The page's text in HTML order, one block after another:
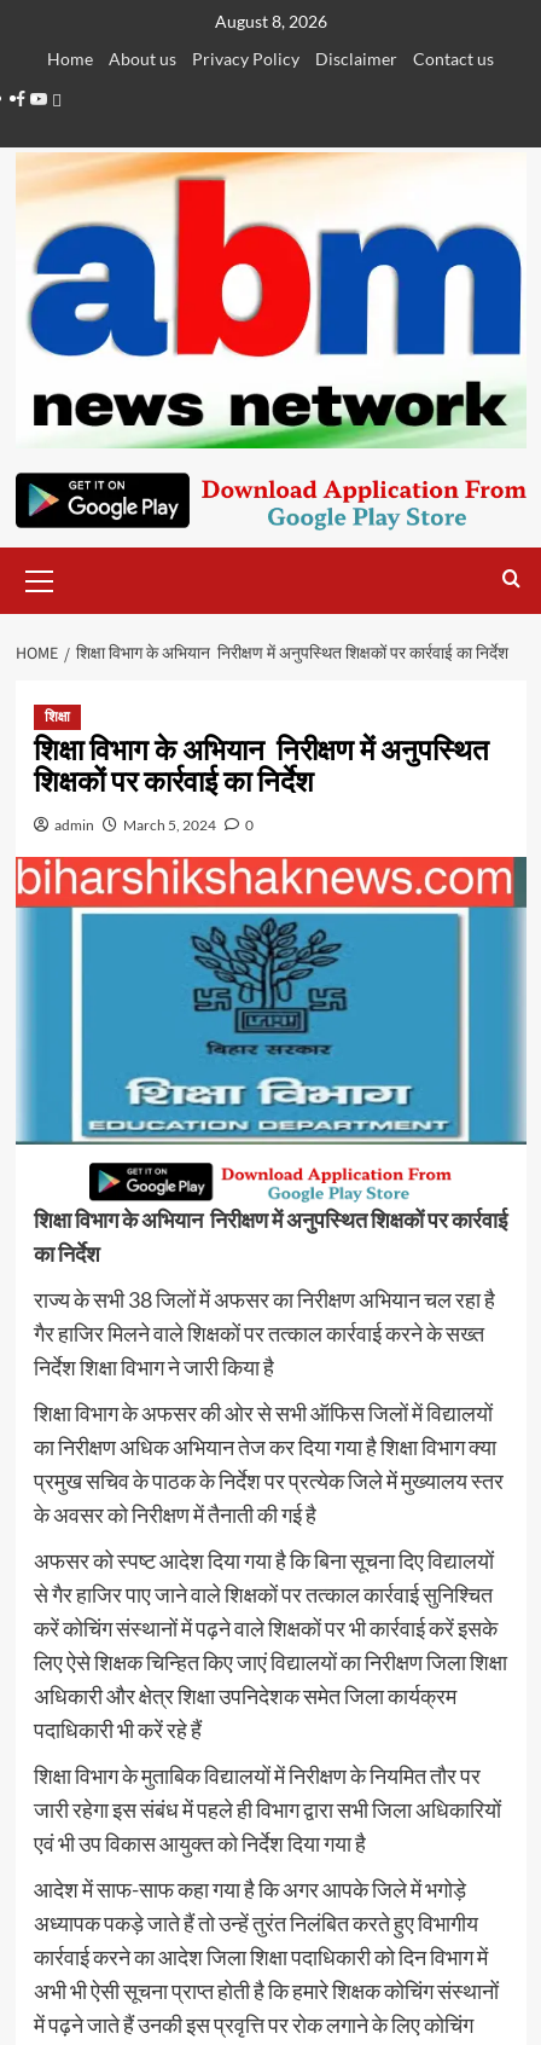
August 8, 2026
Home
About us Privacy Policy Disclaimer
Contact us
Facebook
YoutubeTelegram
Menu
HOME शिक्षा विभाग के अभियान निरीक्षण में अनुपस्थित शिक्षकों पर कार्रवाई का निर्देश
शिक्षा
शिक्षा विभाग के अभियान निरीक्षण में अनुपस्थित
शिक्षकों पर कार्रवाई का निर्देश
admin March 5, 2024 0
शिक्षा विभाग के अभियान निरीक्षण में अनुपस्थित शिक्षकों पर कार्रवाई
का निर्देश
राज्य के सभी 38 जिलों में अफसर का निरीक्षण अभियान चल रहा है
गैर हाजिर मिलने वाले शिक्षकों पर तत्काल कार्रवाई करने के सख्त
निर्देश शिक्षा विभाग ने जारी किया है
शिक्षा विभाग के अफसर की ओर से सभी ऑफिस जिलों में विद्यालयों
का निरीक्षण अधिक अभियान तेज कर दिया गया है शिक्षा विभाग क्या
प्रमुख सचिव के पाठक के निर्देश पर प्रत्येक जिले में मुख्यालय स्तर
के अवसर को निरीक्षण में तैनाती की गई है
अफसर को स्पष्ट आदेश दिया गया है कि बिना सूचना दिए विद्यालयों
से गैर हाजिर पाए जाने वाले शिक्षकों पर तत्काल कार्रवाई सुनिश्चित
करें कोचिंग संस्थानों में पढ़ने वाले शिक्षकों पर भी कार्रवाई करें इसके
लिए ऐसे शिक्षक चिन्हित किए जाएं विद्यालयों का निरीक्षण जिला शिक्षा
अधिकारी और क्षेत्र शिक्षा उपनिदेशक समेत जिला कार्यक्रम
पदाधिकारी भी करें रहे हैं
शिक्षा विभाग के मुताबिक विद्यालयों में निरीक्षण के नियमित तौर पर
जारी रहेगा इस संबंध में पहले ही विभाग द्वारा सभी जिला अधिकारियों
एवं भी उप विकास आयुक्त को निर्देश दिया गया है
आदेश में साफ-साफ कहा गया है कि अगर आपके जिले में भगोड़े
अध्यापक पकड़े जाते हैं तो उन्हें तुरंत निलंबित करते हुए विभागीय
कार्रवाई करने का आदेश जिला शिक्षा पदाधिकारी को दिन विभाग में
अभी भी ऐसी सूचना प्राप्त होती है कि हमारे शिक्षक कोचिंग संस्थानों
में पढ़ने जाते हैं उनकी इस प्रवृत्ति पर रोक लगाने के लिए कोचिंग